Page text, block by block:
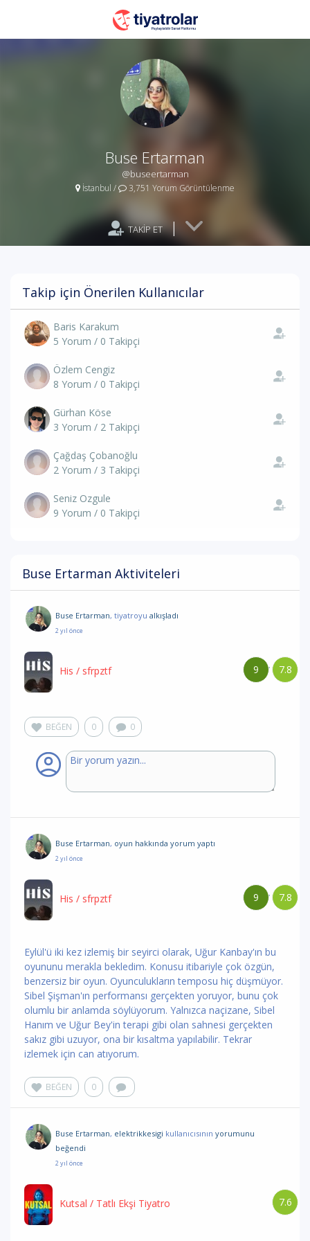
Buse Ertarman
@buseertarman
İstanbul / 3,751 Yorum Görüntülenme
TAKİP ET |
Takip için Önerilen Kullanıcılar
Baris Karakum
5 Yorum / 0 Takipçi
Özlem Cengiz
8 Yorum / 0 Takipçi
Gürhan Köse
3 Yorum / 2 Takipçi
Çağdaş Çobanoğlu
2 Yorum / 3 Takipçi
Seniz Ozgule
9 Yorum / 0 Takipçi
Buse Ertarman Aktiviteleri
Buse Ertarman, tiyatroyu alkışladı
2 yıl önce
7.8
/
9
His / sfrpztf
BEĞEN 0 0
Buse Ertarman, oyun hakkında yorum yaptı
2 yıl önce
7.8
/
9
His / sfrpztf
Eylül'ü iki kez izlemiş bir seyirci olarak, Uğur Kanbay'ın bu
oyununu merakla bekledim. Konusu itibariyle çok özgün,
benzersiz bir oyun. Oyunculukların temposu hiç düşmüyor.
Sibel Şişman'ın performansı gerçekten yoruyor, bunu çok
olumlu bir anlamda söylüyorum. Yalnızca naçizane, Sibel
Hanım ve Uğur Bey'in terapi gibi olan sahnesi gerçekten
sakız gibi uzuyor, ona bir kısaltma yapılabilir. Tekrar
izlemek için can atıyorum.
BEĞEN 0
Buse Ertarman, elektrikkesigi kullanıcısının yorumunu
beğendi
2 yıl önce
7.6
Kutsal / Tatlı Ekşi Tiyatro